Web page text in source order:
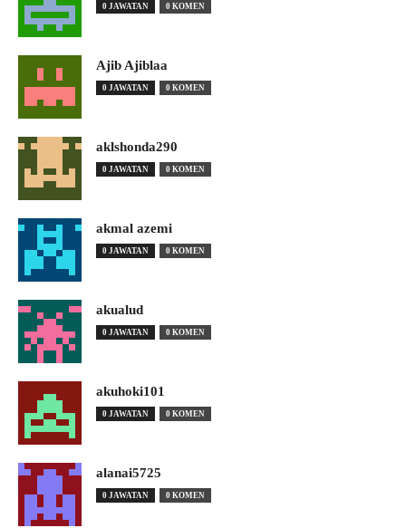
0 JAWATAN 0 KOMEN
Ajib Ajiblaa
0 JAWATAN 0 KOMEN
aklshonda290
0 JAWATAN 0 KOMEN
akmal azemi
0 JAWATAN 0 KOMEN
akualud
0 JAWATAN 0 KOMEN
akuhoki101
0 JAWATAN 0 KOMEN
alanai5725
0 JAWATAN 0 KOMEN